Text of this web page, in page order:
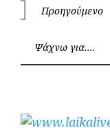
Πλοήγηση
άρθρων
Προηγούμενο